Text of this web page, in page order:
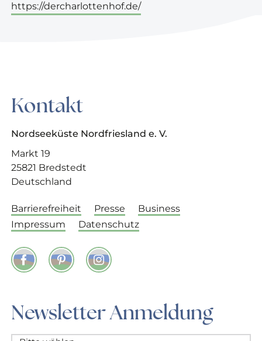
https://dercharlottenhof.de/
Kontakt
Nordseeküste Nordfriesland e. V.
Markt 19
25821 Bredstedt
Deutschland
Barrierefreiheit Presse
Business
Impressum
Datenschutz
FacebookPinterestInstagram
Newsletter Anmeldung